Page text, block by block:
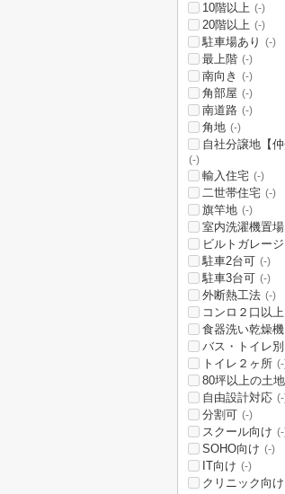
10階以上 (-)
20階以上 (-)
駐車場あり (-)
最上階 (-)
南向き (-)
角部屋 (-)
南道路 (-)
角地 (-)
自社分譲地【仲
(-)
輸入住宅 (-)
二世帯住宅 (-)
旗竿地 (-)
室内洗濯機置場
ビルトガレージ
駐車2台可 (-)
駐車3台可 (-)
外断熱工法 (-)
コンロ２口以上
食器洗い乾燥機
バス・トイレ別
トイレ２ヶ所
80坪以上の土地
自由設計対応
分割可 (-)
スクール向け
SOHO向け (-)
IT向け (-)
クリニック向け